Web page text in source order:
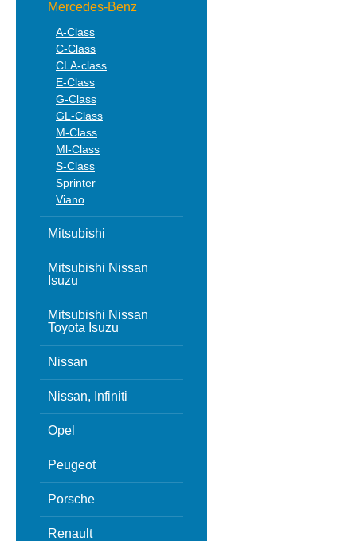
Mercedes-Benz
A-Class
C-Class
CLA-class
E-Class
G-Class
GL-Class
M-Class
Ml-Class
S-Class
Sprinter
Viano
Mitsubishi
Mitsubishi Nissan
Isuzu
Mitsubishi Nissan
Toyota Isuzu
Nissan
Nissan, Infiniti
Opel
Peugeot
Porsche
Renault